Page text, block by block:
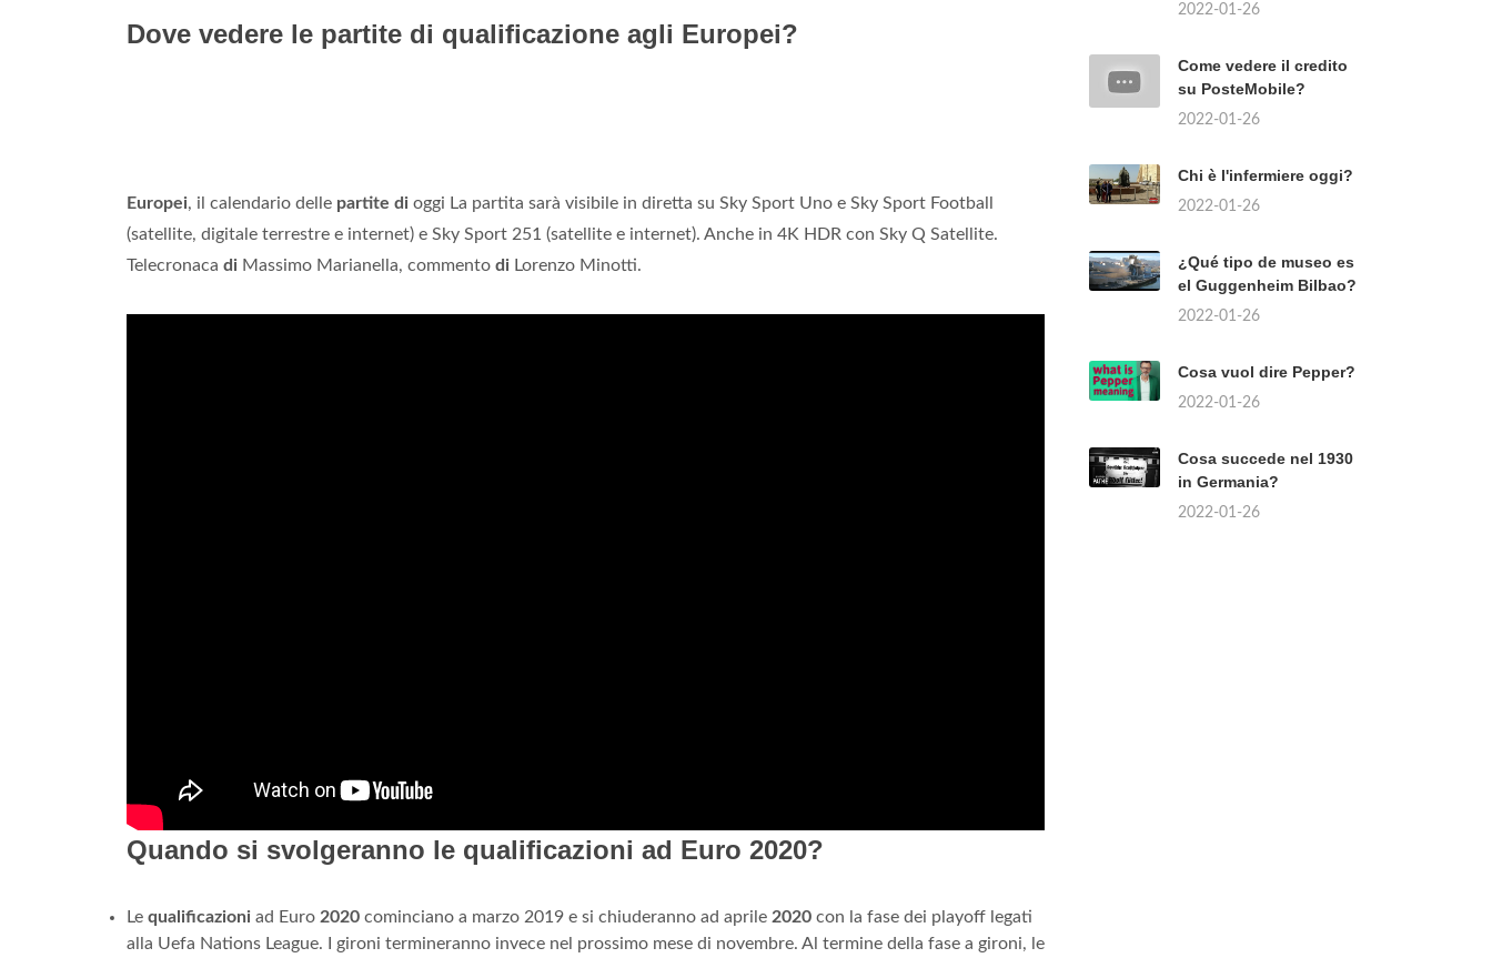
Dove vedere le partite di qualificazione agli Europei?
Europei, il calendario delle partite di oggi La partita sarà visibile in diretta su Sky Sport Uno e Sky Sport Football
(satellite, digitale terrestre e internet) e Sky Sport 251 (satellite e internet). Anche in 4K HDR con Sky Q Satellite.
Telecronaca di Massimo Marianella, commento di Lorenzo Minotti.
Quando si svolgeranno le qualificazioni ad Euro 2020?
Le qualificazioni ad Euro 2020 cominciano a marzo 2019 e si chiuderanno ad aprile 2020 con la fase dei playoff legati
alla Uefa Nations League. I gironi termineranno invece nel prossimo mese di novembre. Al termine della fase a gironi, le
2022-01-26
Come vedere il credito
su PosteMobile?
2022-01-26
Chi è l'infermiere oggi?
2022-01-26
¿Qué tipo de museo es
el Guggenheim Bilbao?
2022-01-26
Cosa vuol dire Pepper?
2022-01-26
Cosa succede nel 1930
in Germania?
2022-01-26